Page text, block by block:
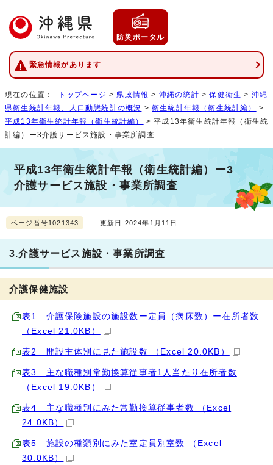
防災ポータル
緊急情報があります
現在の位置： トップページ > 県政情報 > 沖縄の統計 >保健衛生 > 沖縄
県衛生統計年報、人口動態統計の概況 >衛生統計年報（衛生統計編）
>
平成13年衛生統計年報（衛生統計編）
> 平成13年衛生統計年報（衛生統
計編）ー3介護サービス施設・事業所調査
平成13年衛生統計年報（衛生統計編）ー3
介護サービス施設・事業所調査
ページ番号1021343 更新日 2024年1月11日
3.介護サービス施設・事業所調査
介護保健施設
表1 介護保険施設の施設数ー定員（病床数）ー在所者数
（Excel 21.0KB）
表2 開設主体別に見た施設数 （Excel 20.0KB）
表3 主な職種別常勤換算従事者1人当たり在所者数
（Excel 19.0KB）
表4 主な職種別にみた常勤換算従事者数 （Excel
24.0KB）
表5 施設の種類別にみた室定員別室数 （Excel
30.0KB）